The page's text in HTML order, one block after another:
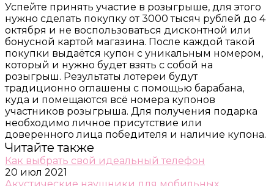
Успейте принять участие в розыгрыше, для этого
нужно сделать покупку от 3000 тысяч рублей до 4
октября и не воспользоваться дисконтной или
бонусной картой магазина. После каждой такой
покупки выдаётся купон с уникальным номером,
который и нужно будет взять с собой на
розыгрыш. Результаты лотереи будут
традиционно оглашены с помощью барабана,
куда и помещаются всё номера купонов
участников розыгрыша. Для получения подарка
необходимо личное присутствие или
доверенного лица победителя и наличие купона.
Читайте также
Как выбрать свой идеальный телефон
20 июл 2021